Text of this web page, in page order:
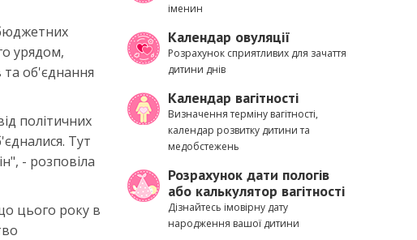
урядом,
та об'єднання
політичних
Тут
- розповіла
цього року в
іменин
Календар овуляції
Розрахунок сприятливих для зачаття
дитини днів
Календар вагітності
Визначення терміну вагітності,
календар розвитку дитини та
медобстежень
Розрахунок дати пологів
або калькулятор вагітності
Дізнайтесь імовірну дату
народження вашої дитини